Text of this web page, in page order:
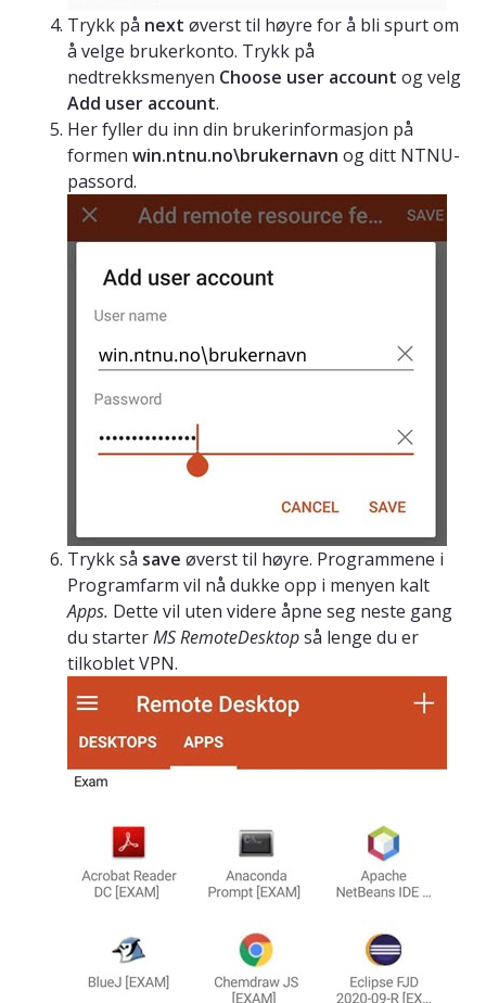
Trykk på next øverst til høyre for å bli spurt om
å velge brukerkonto. Trykk på
nedtrekksmenyen Choose user account og velg
Add user account.
Her fyller du inn din brukerinformasjon på
formen win.ntnu.no\brukernavn og ditt NTNU-
passord.
Trykk så save øverst til høyre. Programmene i
Programfarm vil nå dukke opp i menyen kalt
Apps. Dette vil uten videre åpne seg neste gang
du starterMS RemoteDesktopså lenge du er
tilkoblet VPN.